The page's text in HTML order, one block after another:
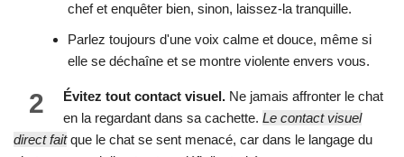
chef et enquêter bien, sinon, laissez-la tranquille.
Parlez toujours d'une voix calme et douce, même si
elle se déchaîne et se montre violente envers vous.
2 Évitez tout contact visuel. Ne jamais affronter le chat
en la regardant dans sa cachette. Le contact visuel
direct faitque le chat se sent menacé, car dans le langage du